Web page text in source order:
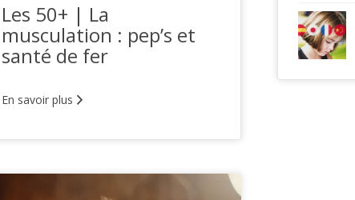
Les 50+ | La
musculation : pep’s et
santé de fer
En savoir plus